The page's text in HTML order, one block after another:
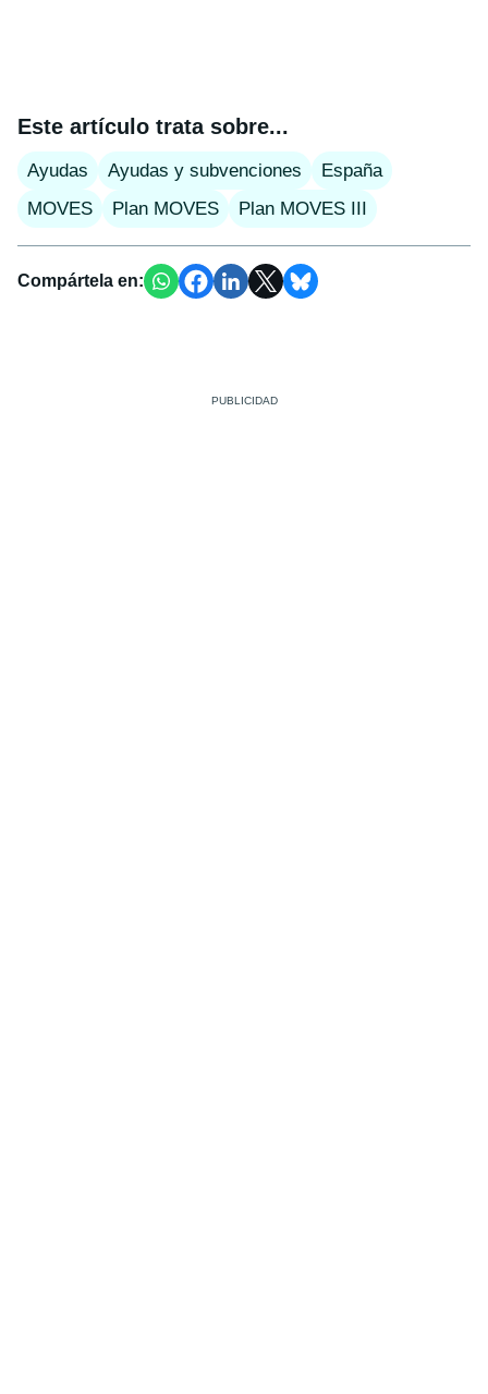
Este artículo trata sobre...
Ayudas Ayudas y subvenciones
España
MOVES
Plan MOVES Plan MOVES III
Compártela en: